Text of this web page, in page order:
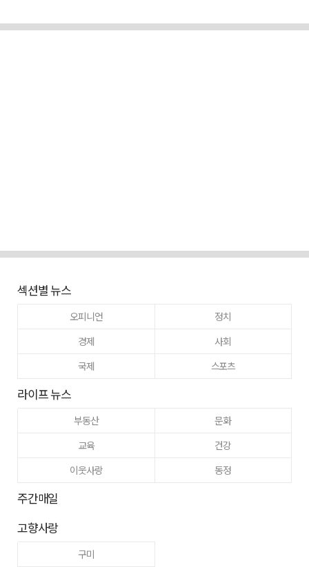
섹션별 뉴스
오피니언
정치
경제
사회
국제
스포츠
라이프 뉴스
부동산
문화
교육
건강
이웃사랑
동정
주간매일
고향사랑
구미